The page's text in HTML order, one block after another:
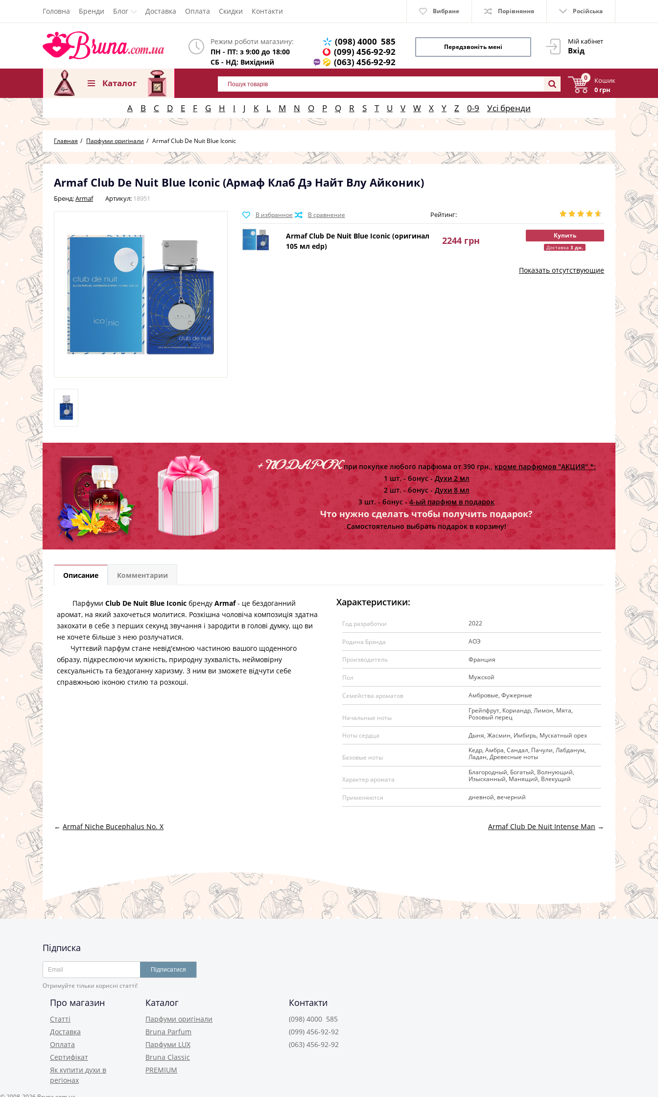
Головна Бренди Блог Доставка Оплата Скидки Контакти Вибране Порівняння Російська
Мій кабінет
Вхід
Режим роботи магазину:
ПН - ПТ: з 9:00 до 18:00
СБ - НД: Вихідний
(098) 4000 585
(099) 456-92-92
(063) 456-92-92
Передзвоніть мені
0
Кошик
0 грн
Каталог
A B C D E F G H I J K L M N O P Q R S T U V W X Y Z 0-9 Усі бренди
Главная Парфуми оригінали Armaf Club De Nuit Blue Iconic
Armaf Club De Nuit Blue Iconic (Армаф Клаб Дэ Найт Влу Айконик)
Бренд:Armaf Артикул: 18951
Рейтинг:
Armaf Club De Nuit Blue Iconic (оригинал
105 мл edp)
2244 грн Купить
Доставка3 дн.
Показать отсутствующие
+ ПОДАРОКпри покупке любого парфюма от 390 грн., кроме парфюмов "АКЦИЯ" *:
1 шт. - бонус - Духи 2 мл
2 шт. - бонус - Духи 8 мл
3 шт. - бонус -4-ый парфюм в подарок
Что нужно сделать чтобы получить подарок?
Самостоятельно выбрать подарок в корзину!
Описание Комментарии
Парфуми Club De Nuit Blue Iconic бренду Armaf- це бездоганний
аромат, на який захочеться молитися. Розкішна чоловіча композиція здатна
закохати в себе з перших секунд звучання і зародити в голові думку, що ви
не хочете більше з нею розлучатися.
Чуттєвий парфум стане невід'ємною частиною вашого щоденного
образу, підкреслюючи мужність, природну зухвалість, неймовірну
сексуальність та бездоганну харизму. З ним ви зможете відчути себе
справжньою іконою стилю та розкоші.
Характеристики:
Год разработки 2022
Родина Брэнда АОЭ
Производитель Франция
Пол Мужской
Семейства ароматов Амбровые, Фужерные
Начальные ноты
Грейпфрут, Кориандр, Лимон, Мята,
Розовый перец
Ноты сердца Дыня, Жасмин, Имбирь, Мускатный орех
Базовые ноты
Кедр, Амбра, Сандал, Пачули, Лабданум,
Ладан, Древесные ноты
Характер аромата
Благородный, Богатый, Волнующий,
Изысканный, Манящий, Влекущий
Применяются дневной, вечерний
← Armaf Niche Bucephalus No. X Armaf Club De Nuit Intense Man →
Підписка
Підписатися
Отримуйте тільки корисні статті!
Про магазин
Статті
Доставка
Оплата
Сертифікат
Як купити духи в
регіонах
Каталог
Парфуми оригінали
Bruna Parfum
Парфуми LUX
Bruna Classic
PREMIUM
Контакти
(098) 4000 585
(099) 456-92-92
(063) 456-92-92